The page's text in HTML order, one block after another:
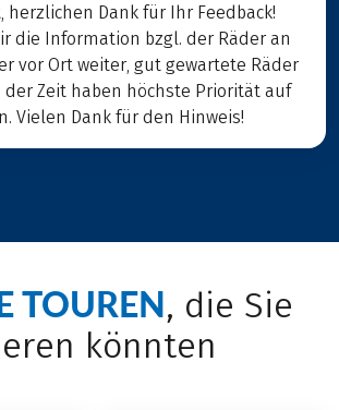
herzlichen Dank für Ihr Feedback!
die Information bzgl. der Räder an
vor Ort weiter, gut gewartete Räder
Zeit haben höchste Priorität auf
Vielen Dank für den Hinweis!
TOUREN, die Sie
könnten